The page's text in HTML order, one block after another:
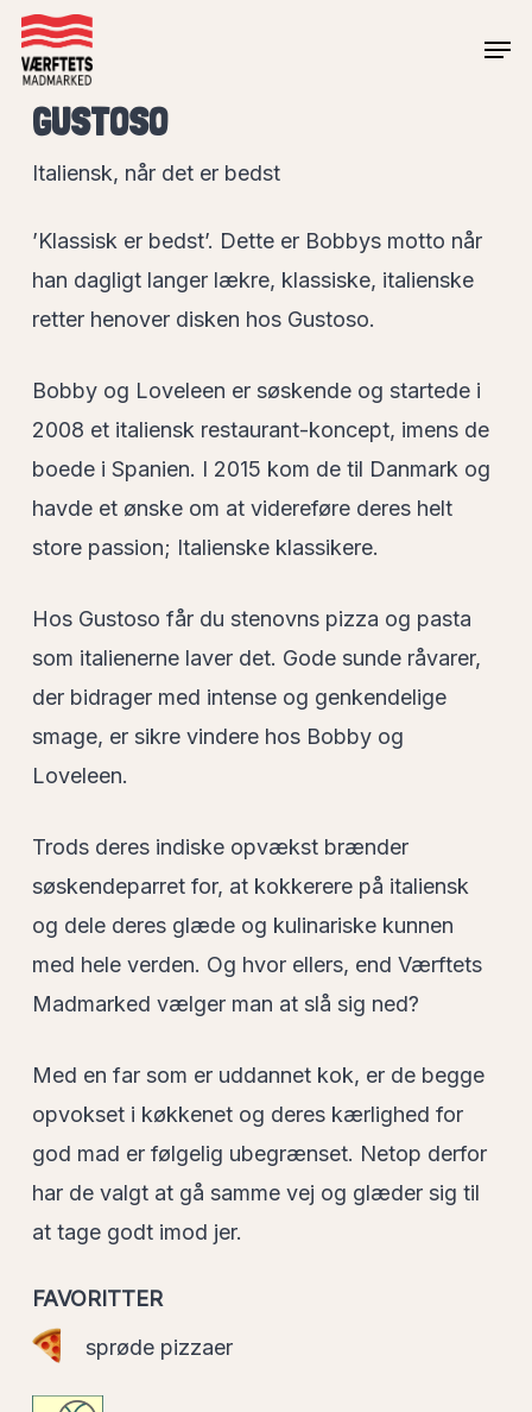
Skip
content
GUSTOSO
Italiensk, når det er bedst
’Klassisk er bedst’. Dette er Bobbys motto når
han dagligt langer lækre, klassiske, italienske
retter henover disken hos Gustoso.
Bobby og Loveleen er søskende og startede i
2008 et italiensk restaurant-koncept, imens de
boede i Spanien. I 2015 kom de til Danmark og
havde et ønske om at videreføre deres helt
store passion; Italienske klassikere.
Hos Gustoso får du stenovns pizza og pasta
som italienerne laver det. Gode sunde råvarer,
der bidrager med intense og genkendelige
smage, er sikre vindere hos Bobby og
Loveleen.
Trods deres indiske opvækst brænder
søskendeparret for, at kokkerere på italiensk
og dele deres glæde og kulinariske kunnen
med hele verden. Og hvor ellers, end Værftets
Madmarked vælger man at slå sig ned?
Med en far som er uddannet kok, er de begge
opvokset i køkkenet og deres kærlighed for
god mad er følgelig ubegrænset. Netop derfor
har de valgt at gå samme vej og glæder sig til
at tage godt imod jer.
FAVORITTER
sprøde pizzaer